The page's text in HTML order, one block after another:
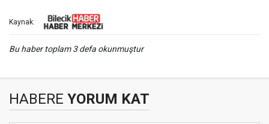
Kaynak:
Bu haber toplam 3 defa okunmuştur
HABERE YORUM KAT